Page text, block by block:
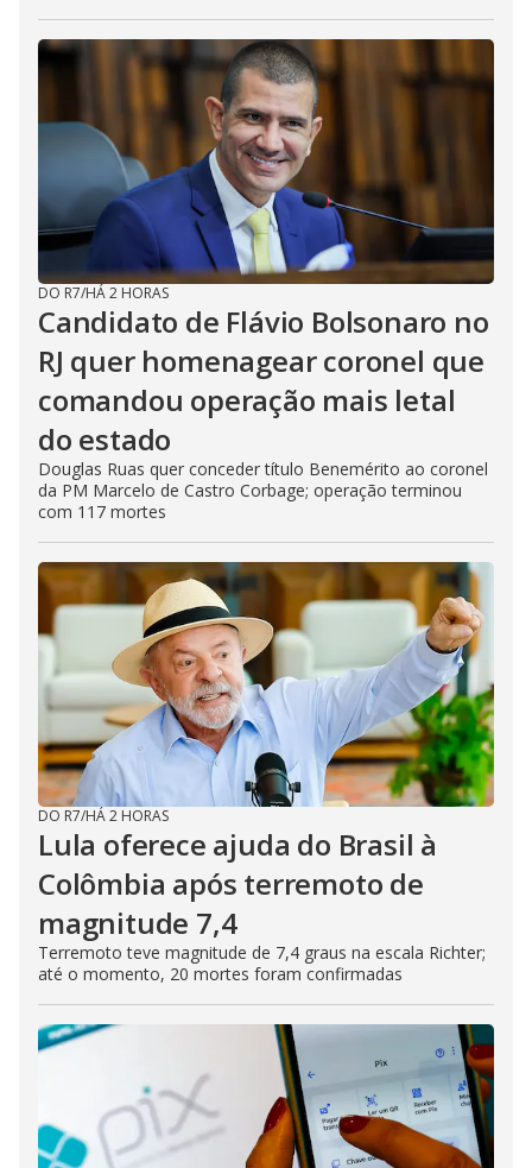
DO R7/HÁ 2 HORAS
Candidato de Flávio Bolsonaro no
RJ quer homenagear coronel que
comandou operação mais letal
do estado
Douglas Ruas quer conceder título Benemérito ao coronel
da PM Marcelo de Castro Corbage; operação terminou
com 117 mortes
DO R7/HÁ 2 HORAS
Lula oferece ajuda do Brasil à
Colômbia após terremoto de
magnitude 7,4
Terremoto teve magnitude de 7,4 graus na escala Richter;
até o momento, 20 mortes foram confirmadas